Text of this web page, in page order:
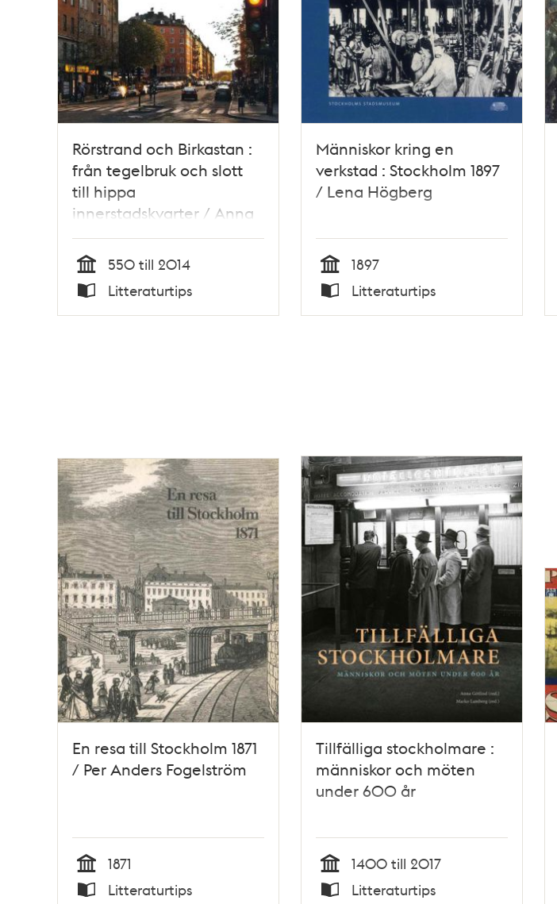
Rörstrand och Birkastan :
från tegelbruk och slott
till hippa
innerstadskvarter / Anna
Lundqvist
Tid
550 till 2014
Typ
Litteraturtips
Människor kring en
verkstad : Stockholm 1897
/ Lena Högberg
Tid
1897
Typ
Litteraturtips
En resa till Stockholm 1871
/ Per Anders Fogelström
Tid
1871
Litteraturtips
Tillfälliga stockholmare :
människor och möten
under 600 år
Tid
1400 till 2017
Litteraturtips